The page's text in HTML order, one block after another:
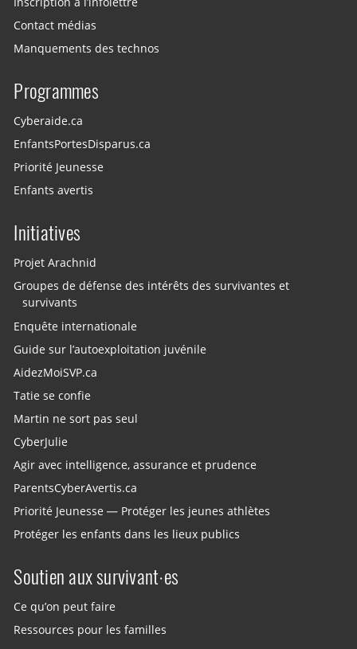
Contact médias
Manquements des technos
Programmes
Cyberaide.ca
EnfantsPortesDisparus.ca
Priorité Jeunesse
Enfants avertis
Initiatives
Projet Arachnid
Groupes de défense des intérêts des survivantes et
survivants
Enquête internationale
Guide sur l’autoexploitation juvénile
AidezMoiSVP.ca
Tatie se confie
Martin ne sort pas seul
CyberJulie
Agir avec intelligence, assurance et prudence
ParentsCyberAvertis.ca
Priorité Jeunesse — Protéger les jeunes athlètes
Protéger les enfants dans les lieux publics
Soutien aux survivant·es
Ce qu’on peut faire
Ressources pour les familles